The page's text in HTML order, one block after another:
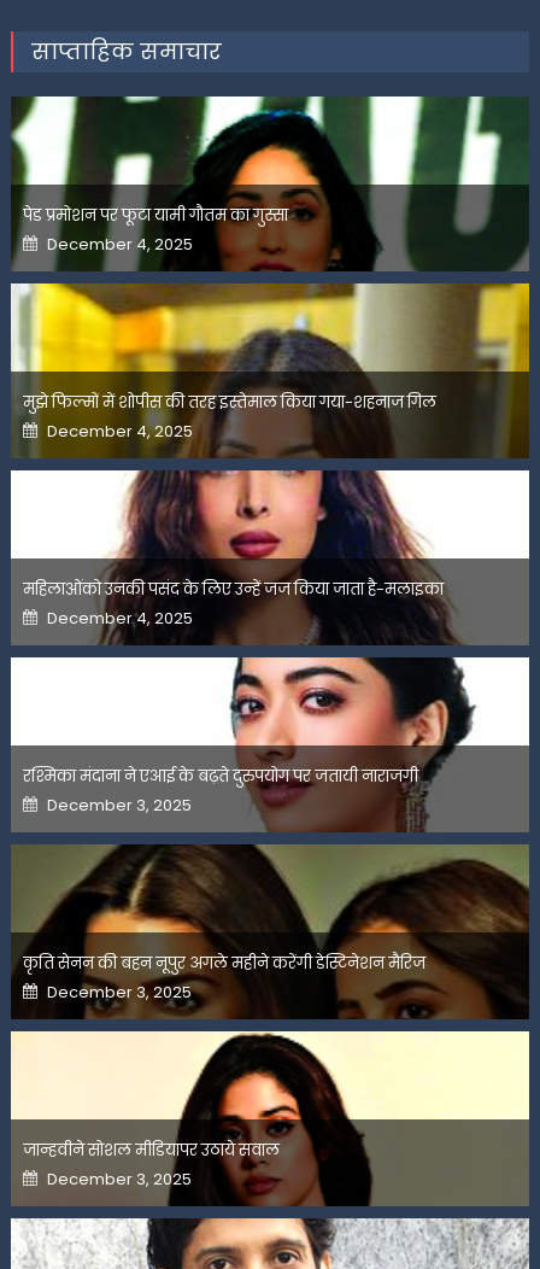
साप्ताहिक समाचार
पेड प्रमोशन पर फूटा यामी गौतम का गुस्सा
Posted
on
December 4, 2025
मुझे फिल्मों में शोपीस की तरह इस्तेमाल किया गया-शहनाज गिल
Posted
on
December 4, 2025
महिलाओंको उनकी पसंद के लिए उन्हें जज किया जाता है-मलाइका
Posted
on
December 4, 2025
रश्मिका मंदाना ने एआई के बढ़ते दुरुपयोग पर जतायी नाराजगी
Posted
on
December 3, 2025
कृति सेनन की बहन नूपुर अगले महीने करेंगी डेस्टिनेशन मैरिज
Posted
on
December 3, 2025
जान्हवीने सोशल मीडियापर उठाये सवाल
Posted
on
December 3, 2025